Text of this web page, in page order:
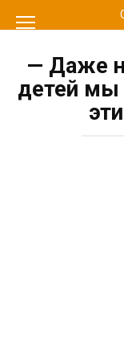
к
— Даже
детей мы